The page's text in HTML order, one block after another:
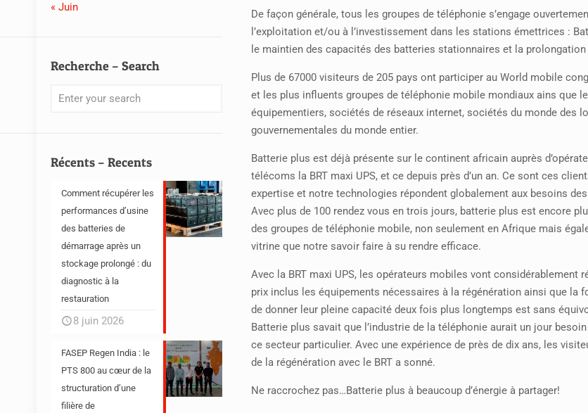
De façon générale, tous les groupes de téléphonie s’engage
l’exploitation et/ou à l’investissement dans les stations émettrices :
le maintien des capacités des batteries stationnaires et la prolongation
Plus de 67000 visiteurs de 205 pays ont participer au World mobile
et les plus influents groupes de téléphonie mobile mondiaux ains que
équipementiers, sociétés de réseaux internet, sociétés du monde des
gouvernementales du monde entier.
Batterie plus est déjà présente sur le continent africain auprès
télécoms la BRT maxi UPS, et ce depuis près d’un an. Ce sont ces
expertise et notre technologies répondent globalement aux besoins
Avec plus de 100 rendez vous en trois jours, batterie plus est encore
des groupes de téléphonie mobile, non seulement en Afrique mais
vitrine que notre savoir faire à su rendre efficace.
Avec la BRT maxi UPS, les opérateurs mobiles vont considérablement
prix inclus les équipements nécessaires à la régénération ainsi que
de donner leur pleine capacité deux fois plus longtemps est sans
Batterie plus savait que l’industrie de la téléphonie aurait un jour
ce secteur particulier. Avec une expérience de près de dix ans, les
de la régénération avec le BRT a sonné.
Ne raccrochez pas…Batterie plus à beaucoup d’énergie à partager!
« Juin
Recherche – Search
Récents – Recents
Comment récupérer les
performances d’usine
des batteries de
démarrage après un
stockage prolongé : du
diagnostic à la
restauration
8 juin 2026
FASEP Regen India : le
PTS 800 au cœur de la
structuration d’une
filière de